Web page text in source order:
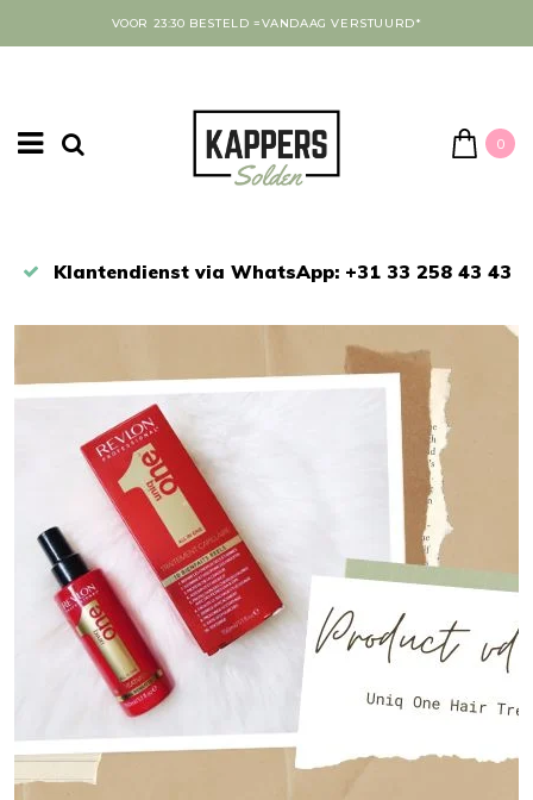
VOOR 23:30 BESTELD =VANDAAG VERSTUURD*
0
Klantendienst via WhatsApp: +31 33 258 43 43